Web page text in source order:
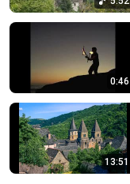
0:46
13:51